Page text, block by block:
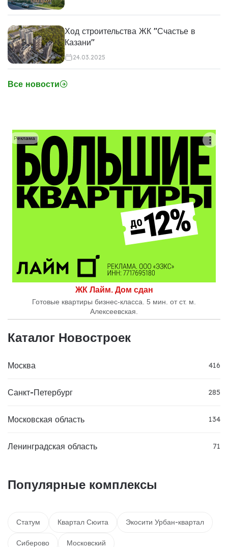
Ход строительства ЖК "Счастье в
Казани"
24.03.2025
Все новости
ЖК Лайм. Дом сдан
Готовые квартиры бизнес-класса. 5 мин. от ст. м.
Алексеевская.
Реклама
Каталог Новостроек
Москва 416
Санкт-Петербург 285
Московская область 134
Ленинградская область 71
Популярные комплексы
Статум Квартал Сюита Экосити Урбан-квартал
Сиберово Московский